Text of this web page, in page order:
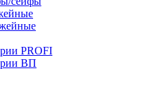
PROFI
ВП